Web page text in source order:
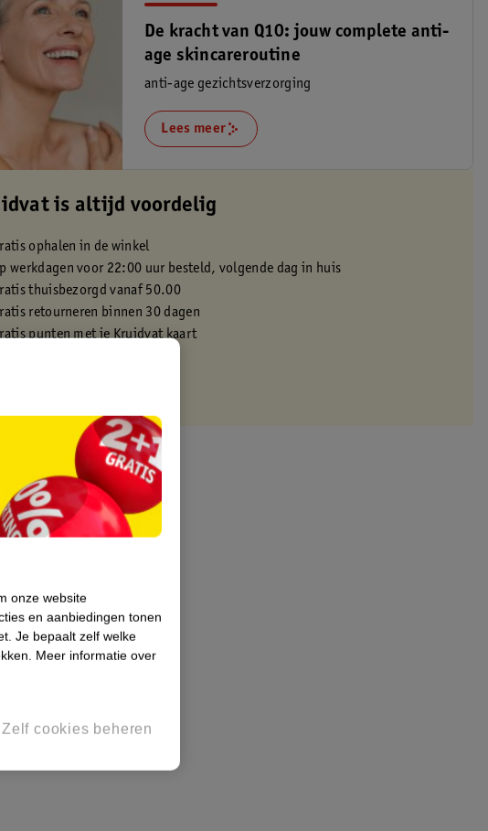
De kracht van Q10: jouw complete anti-
age skincareroutine
anti-age gezichtsverzorging
Lees meer
is altijd voordelig
ophalen in de winkel
werkdagen voor 22:00 uur besteld, volgende dag in huis
thuisbezorgd vanaf 50.00
retourneren binnen 30 dagen
punten met je Kruidvat kaart
onze website
en aanbiedingen tonen
Je bepaalt zelf welke
Meer informatie over
Zelf cookies beheren